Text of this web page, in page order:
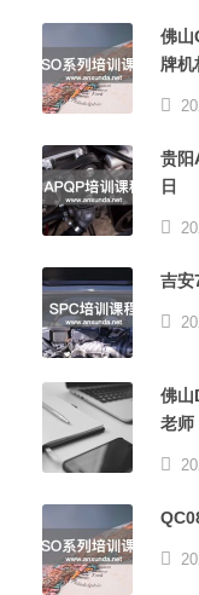
佛山
牌机
贵阳
日
吉安
佛山
老师